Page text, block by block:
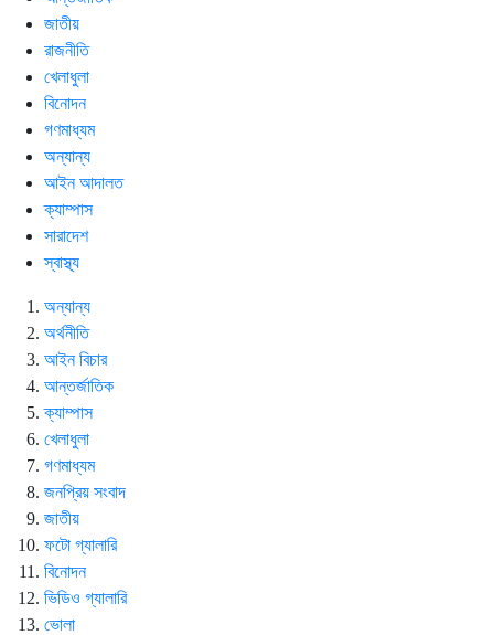
জাতীয়
রাজনীতি
খেলাধুলা
বিনোদন
গণমাধ্যম
অন্যান্য
আইন আদালত
ক্যাম্পাস
সারাদেশ
স্বাস্থ্য
অন্যান্য
অর্থনীতি
আইন বিচার
আন্তর্জাতিক
ক্যাম্পাস
খেলাধুলা
গণমাধ্যম
জনপ্রিয় সংবাদ
জাতীয়
ফটো গ্যালারি
বিনোদন
ভিডিও গ্যালারি
ভোলা